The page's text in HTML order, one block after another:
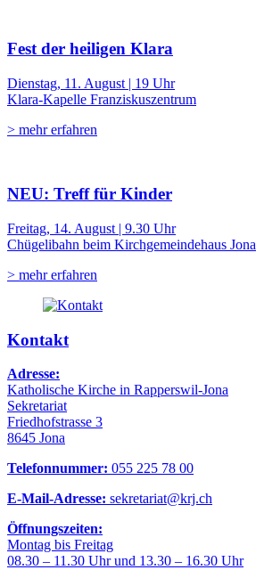
Fest der heiligen Klara
Dienstag, 11. August | 19 Uhr
Klara-Kapelle Franziskuszentrum
> mehr erfahren
NEU: Treff für Kinder
Freitag, 14. August | 9.30 Uhr
Chügelibahn beim Kirchgemeindehaus Jona
> mehr erfahren
Kontakt
Adresse:
Katholische Kirche in Rapperswil-Jona
Sekretariat
Friedhofstrasse 3
8645 Jona
Telefonnummer: 055 225 78 00
E-Mail-Adresse: sekretariat@krj.ch
Öffnungszeiten:
Montag bis Freitag
08.30 – 11.30 Uhr und 13.30 – 16.30 Uhr